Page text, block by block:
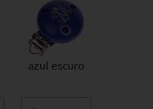
azul escuro